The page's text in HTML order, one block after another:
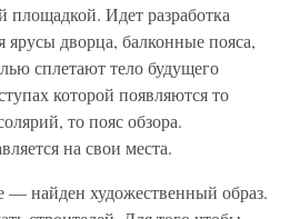
площадкой. Идет разработка
дворца, балконные пояса,
сплетают тело будущего
которой появляются то
то пояс обзора.
на свои места.
— найден художественный образ.